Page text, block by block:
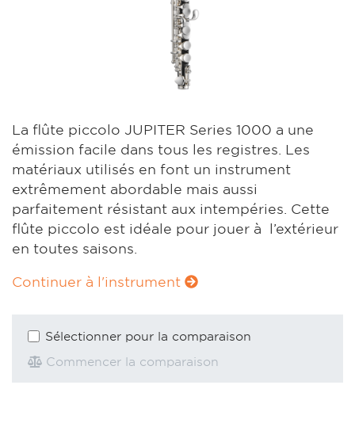
La flûte piccolo JUPITER Series 1000 a une
émission facile dans tous les registres. Les
matériaux utilisés en font un instrument
extrêmement abordable mais aussi
parfaitement résistant aux intempéries. Cette
flûte piccolo est idéale pour jouer à l’extérieur
en toutes saisons.
Continuer à l'instrument
Sélectionner pour la comparaison
Commencer la comparaison